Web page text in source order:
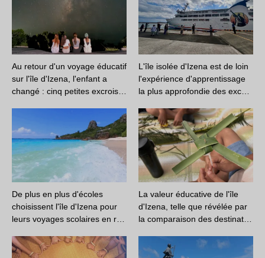
Au retour d'un voyage éducatif
sur l'île d'Izena, l'enfant a
changé : cinq petites excrois…
L'île isolée d'Izena est de loin
l'expérience d'apprentissage
la plus approfondie des exc…
De plus en plus d'écoles
choisissent l'île d'Izena pour
leurs voyages scolaires en r…
La valeur éducative de l'île
d'Izena, telle que révélée par
la comparaison des destinat…